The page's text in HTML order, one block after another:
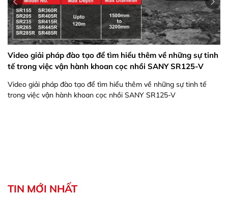
Video giải pháp đào tạo để tìm hiểu thêm về những sự tinh
tế trong việc vận hành khoan cọc nhồi SANY SR125-V
Video giải pháp đào tạo để tìm hiểu thêm về những sự tinh tế
trong việc vận hành khoan cọc nhồi SANY SR125-V
TIN MỚI NHẤT